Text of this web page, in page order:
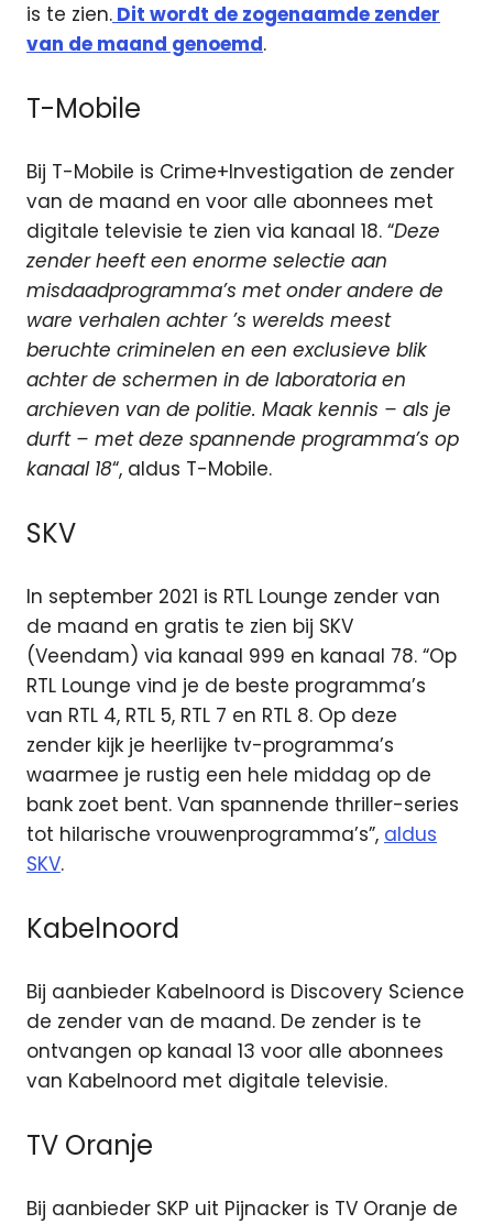
is te zien. Dit wordt de zogenaamde zender
van de maand genoemd.
T-Mobile
Bij T-Mobile is Crime+Investigation de zender
van de maand en voor alle abonnees met
digitale televisie te zien via kanaal 18. “Deze
zender heeft een enorme selectie aan
misdaadprogramma’s met onder andere de
ware verhalen achter ’s werelds meest
beruchte criminelen en een exclusieve blik
achter de schermen in de laboratoria en
archieven van de politie. Maak kennis – als je
durft – met deze spannende programma’s op
kanaal 18“, aldus T-Mobile.
SKV
In september 2021 is RTL Lounge zender van
de maand en gratis te zien bij SKV
(Veendam) via kanaal 999 en kanaal 78. “Op
RTL Lounge vind je de beste programma’s
van RTL 4, RTL 5, RTL 7 en RTL 8. Op deze
zender kijk je heerlijke tv-programma’s
waarmee je rustig een hele middag op de
bank zoet bent. Van spannende thriller-series
tot hilarische vrouwenprogramma’s”, aldus
SKV.
Kabelnoord
Bij aanbieder Kabelnoord is Discovery Science
de zender van de maand. De zender is te
ontvangen op kanaal 13 voor alle abonnees
van Kabelnoord met digitale televisie.
TV Oranje
Bij aanbieder SKP uit Pijnacker is TV Oranje de